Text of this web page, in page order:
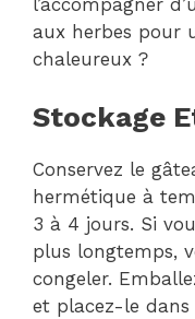
aux herbes pour
chaleureux ?
Stockage
Conservez le
hermétique à
3 à 4 jours. Si
plus longtemps,
congeler.
et placez-le